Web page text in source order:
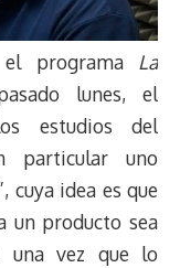
programa La
lunes, el
estudios del
particular uno
cuya idea es que
un producto sea
una vez que lo